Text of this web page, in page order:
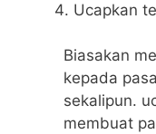
Ucapkan
Biasakan
kepada
sekalipun.
membuat